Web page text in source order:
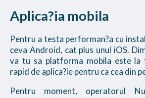
Aplica?ia mobila
Pentru a testa performan?a cu
ceva Android, cat plus unul iOS.
va tu sa platforma mobila este la
rapid de aplica?ie pentru ca cea din
Pentru moment, operatorul